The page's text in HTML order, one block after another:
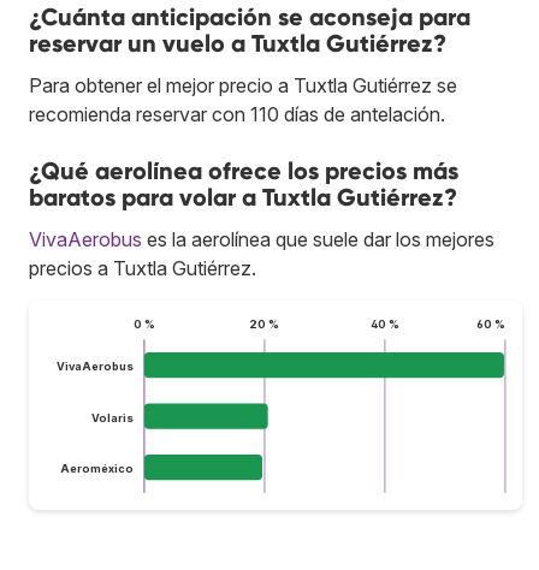
¿Cuánta anticipación se aconseja para
reservar un vuelo a Tuxtla Gutiérrez?
Para obtener el mejor precio a Tuxtla Gutiérrez se
recomienda reservar con 110 días de antelación.
¿Qué aerolínea ofrece los precios más
baratos para volar a Tuxtla Gutiérrez?
VivaAerobus es la aerolínea que suele dar los mejores
precios a Tuxtla Gutiérrez.
0 % 20 % 40 % 60 %
VivaAerobus
Volaris
Aeroméxico